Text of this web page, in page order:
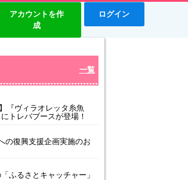
アカウントを作
成
ログイン
『ヴィラオレッタ糸魚
トレバブースが登場！
の復興支援企画実施のお
ふるさとキャッチャー」
一覧